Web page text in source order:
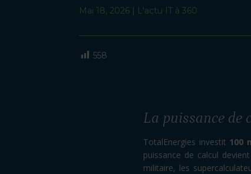
Mai 18, 2026 | L'actu IT à 360
558
La puissance de
TotalEnergies investit 100
puissance de calcul
militaire, les